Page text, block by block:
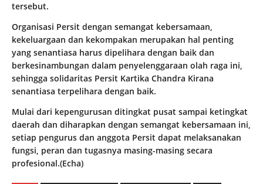
tersebut.
Organisasi Persit dengan semangat kebersamaan,
kekeluargaan dan kekompakan merupakan hal penting
yang senantiasa harus dipelihara dengan baik dan
berkesinambungan dalam penyelenggaraan olah raga ini,
sehingga solidaritas Persit Kartika Chandra Kirana
senantiasa terpelihara dengan baik.
Mulai dari kepengurusan ditingkat pusat sampai ketingkat
daerah dan diharapkan dengan semangat kebersamaan ini,
setiap pengurus dan anggota Persit dapat melaksanakan
fungsi, peran dan tugasnya masing-masing secara
profesional.(Echa)